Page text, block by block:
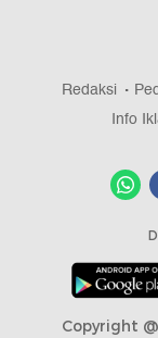
Redaksi
Info
Copyright